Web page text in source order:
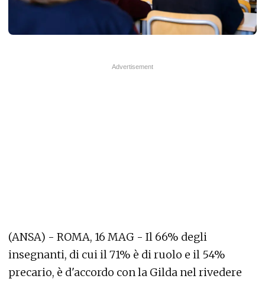
(ANSA) - ROMA, 16 MAG - Il 66% degli
insegnanti, di cui il 71% è di ruolo e il 54%
precario, è d'accordo con la Gilda nel rivedere